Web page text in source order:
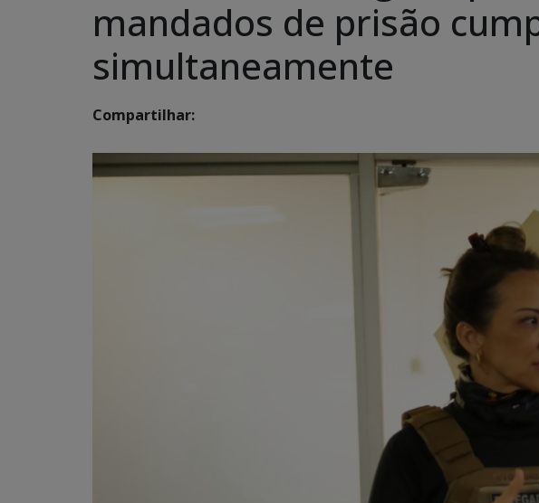
mandados de prisão
simultaneamente
Compartilhar: